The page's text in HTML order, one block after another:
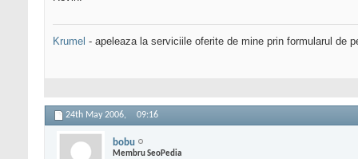
Krumel - apeleaza la serviciile oferite de mine prin formularul de
24th May 2006, 09:16
bobu
Membru SeoPedia